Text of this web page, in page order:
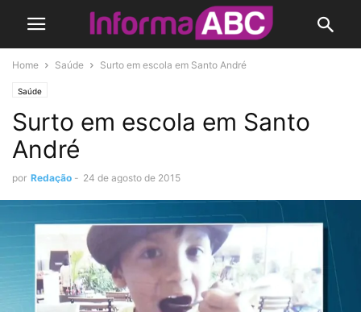
Home Saúde Surto em escola em Santo André
Saúde
Surto em escola em Santo
André
por Redação - 24 de agosto de 2015